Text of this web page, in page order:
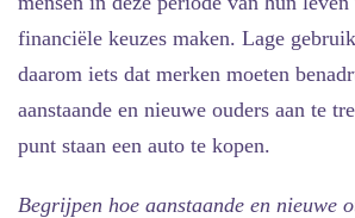
financiële keuzes maken. Lage
daarom iets dat merken moeten
aanstaande en nieuwe ouders aan te
punt staan een auto te kopen.
Begrijpen hoe aanstaande en nieuwe